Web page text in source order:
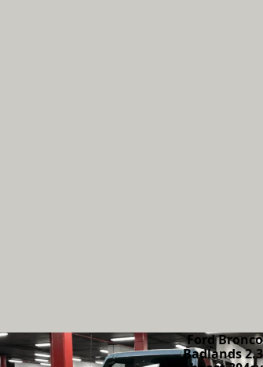
Ford Bronco
Badlands 2.3